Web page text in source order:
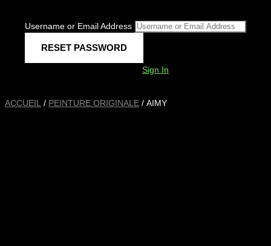
Username or Email Address
Sign In
ACCUEIL / PEINTURE ORIGINALE / AIMY